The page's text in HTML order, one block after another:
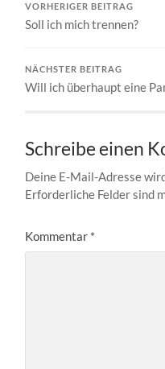
VORHERIGER BEITRAG
Soll ich mich trennen?
NÄCHSTER BEITRAG
Will ich überhaupt eine
Schreibe einen
Deine E-Mail-Adresse
Erforderliche Felder sind
Kommentar *